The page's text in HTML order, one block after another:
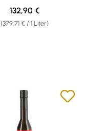
(379,71 € / 1 Liter)
Regulärer Preis:
132,90 €